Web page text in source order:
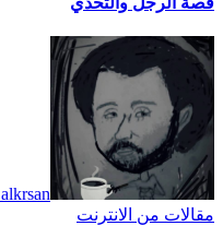
alkrsan
مقالات من الانترنت